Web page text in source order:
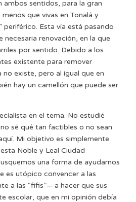
sentidos, para la gran
que vivas en Tonalá y
periférico. Esta vía está pasando
necesaria renovación, en la que
por sentido. Debido a los
existente para remover
existe, pero al igual que en
hay un camellón que puede ser
en el tema. No estudié
sé qué tan factibles o no sean
Mi objetivo es simplemente
Noble y Leal Ciudad
una forma de ayudarnos
es utópico convencer a las
a las “fifis”— a hacer que sus
escolar, que en mi opinión debía